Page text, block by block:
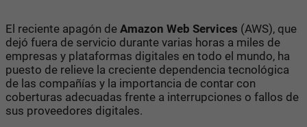
El reciente apagón de Amazon Web Services (AWS), que
dejó fuera de servicio durante varias horas a miles de
empresas y plataformas digitales en todo el mundo, ha
puesto de relieve la creciente dependencia tecnológica
de las compañías y la importancia de contar con
coberturas adecuadas frente a interrupciones o fallos de
sus proveedores digitales.